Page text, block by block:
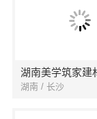
湖南 / 长沙